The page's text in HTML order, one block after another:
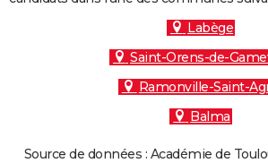
Labège
Saint-Orens-de-
Ramonville-Saint-
Balma
Source de données : Académie de